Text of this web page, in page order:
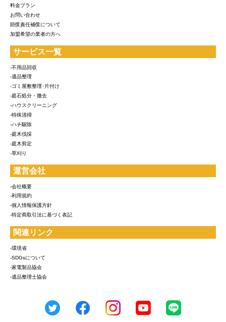
料金プラン
お問い合わせ
賠償責任補償について
加盟希望の業者の方へ
サービス一覧
-不用品回収
-遺品整理
-ゴミ屋敷整理･片付け
-庭石処分・撤去
-ハウスクリーニング
-特殊清掃
-ハチ駆除
-庭木伐採
-庭木剪定
-草刈り
運営会社
-会社概要
-利用規約
-個人情報保護方針
-特定商取引法に基づく表記
関連リンク
-環境省
-SDGsについて
-家電製品協会
-遺品整理士協会